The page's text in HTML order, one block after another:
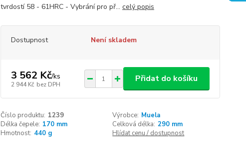
tvrdostí 58 - 61HRC - Vybrání pro př... celý popis
Dostupnost Není skladem
3 562 Kč/ks
2 944 Kč bez DPH
Přidat do košíku
Číslo produktu: 1239 Výrobce: Muela
Délka čepele: 170 mm Celková délka: 290 mm
Hmotnost: 440 g Hlídat cenu / dostupnost